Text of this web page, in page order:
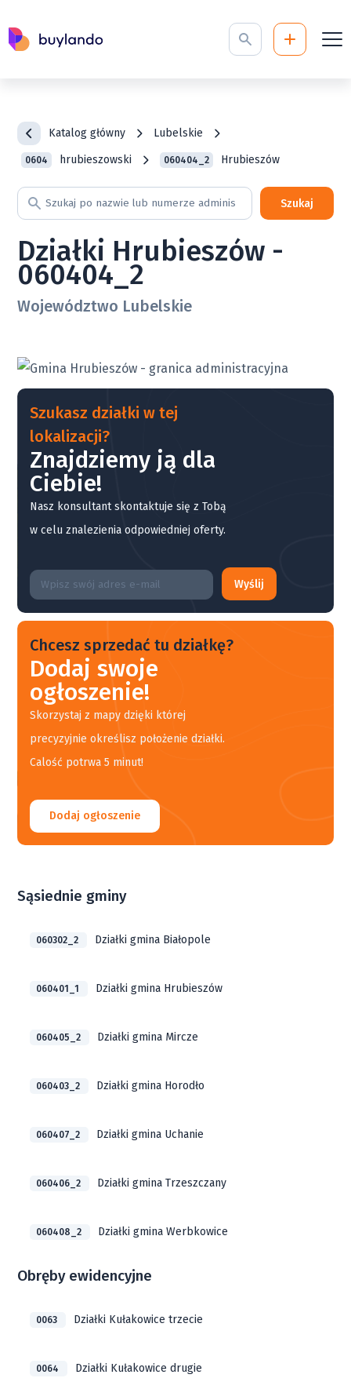
Katalog główny Lubelskie
0604 hrubieszowski 060404_2 Hrubieszów
Szukaj
Działki Hrubieszów -
060404_2
Województwo Lubelskie
Szukasz działki w tej
lokalizacji?
Znajdziemy ją dla
Ciebie!
Nasz konsultant skontaktuje się z Tobą
w celu znalezienia odpowiedniej oferty.
Wyślij
Chcesz sprzedać tu działkę?
Dodaj swoje
ogłoszenie!
Skorzystaj z mapy dzięki której
precyzyjnie określisz położenie działki.
Calość potrwa 5 minut!
Dodaj ogłoszenie
Sąsiednie gminy
060302_2 Działki gmina Białopole
060401_1 Działki gmina Hrubieszów
060405_2 Działki gmina Mircze
060403_2 Działki gmina Horodło
060407_2 Działki gmina Uchanie
060406_2 Działki gmina Trzeszczany
060408_2 Działki gmina Werbkowice
Obręby ewidencyjne
0063 Działki Kułakowice trzecie
0064 Działki Kułakowice drugie